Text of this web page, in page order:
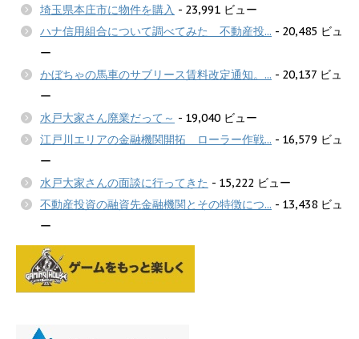
埼玉県本庄市に物件を購入 - 23,991 ビュー
ハナ信用組合について調べてみた 不動産投... - 20,485 ビュ
ー
かぼちゃの馬車のサブリース賃料改定通知。... - 20,137 ビュ
ー
水戸大家さん廃業だって～ - 19,040 ビュー
江戸川エリアの金融機関開拓 ローラー作戦... - 16,579 ビュ
ー
水戸大家さんの面談に行ってきた - 15,222 ビュー
不動産投資の融資先金融機関とその特徴につ... - 13,438 ビュ
ー